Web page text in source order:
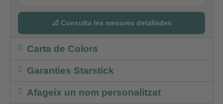
📐 Consulta les mesures detallades
Carta de Colors
Garanties Starstick
Afageix un nom personalitzat